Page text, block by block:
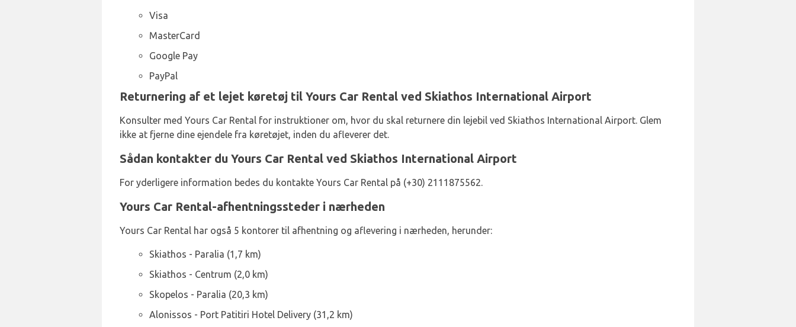
Visa
MasterCard
Google Pay
PayPal
Returnering af et lejet køretøj til Yours Car Rental ved Skiathos International Airport
Konsulter med Yours Car Rental for instruktioner om, hvor du skal returnere din lejebil ved Skiathos International Airport. Glem
ikke at fjerne dine ejendele fra køretøjet, inden du afleverer det.
Sådan kontakter du Yours Car Rental ved Skiathos International Airport
For yderligere information bedes du kontakte Yours Car Rental på (+30) 2111875562.
Yours Car Rental-afhentningssteder i nærheden
Yours Car Rental har også 5 kontorer til afhentning og aflevering i nærheden, herunder:
Skiathos - Paralia (1,7 km)
Skiathos - Centrum (2,0 km)
Skopelos - Paralia (20,3 km)
Alonissos - Port Patitiri Hotel Delivery (31,2 km)